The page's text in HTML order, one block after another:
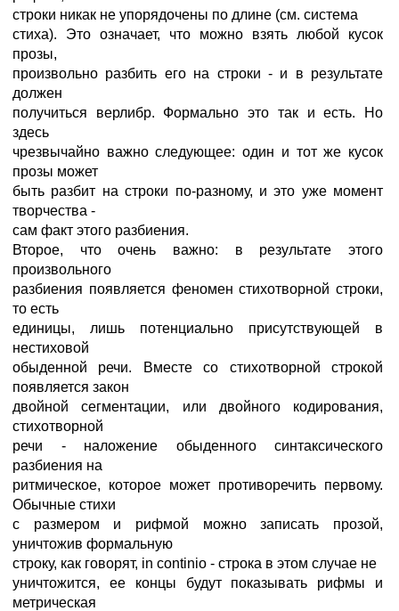
строки никак не упорядочены по длине (см. система
стиха). Это означает, что можно взять любой кусок
прозы,
произвольно разбить его на строки - и в результате
должен
получиться верлибр. Формально это так и есть. Но
здесь
чрезвычайно важно следующее: один и тот же кусок
прозы может
быть разбит на строки по-разному, и это уже момент
творчества -
сам факт этого разбиения.
Второе, что очень важно: в результате этого
произвольного
разбиения появляется феномен стихотворной строки,
то есть
единицы, лишь потенциально присутствующей в
нестиховой
обыденной речи. Вместе со стихотворной строкой
появляется закон
двойной сегментации, или двойного кодирования,
стихотворной
речи - наложение обыденного синтаксического
разбиения на
ритмическое, которое может противоречить первому.
Обычные стихи
с размером и рифмой можно записать прозой,
уничтожив формальную
строку, как говорят, in continio - строка в этом случае не
уничтожится, ее концы будут показывать рифмы и
метрическая